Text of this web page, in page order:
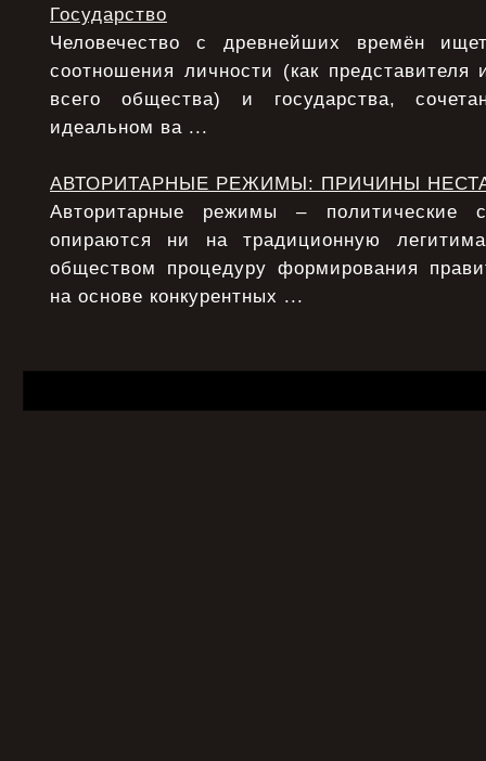
Государство
Человечество с древнейших времён
соотношения личности (как представителя
всего общества) и государства,
идеальном ва ...
АВТОРИТАРНЫЕ РЕЖИМЫ: ПРИЧИНЫ
Авторитарные режимы – политические
опираются ни на традиционную
обществом процедуру формирования
на основе конкурентных ...